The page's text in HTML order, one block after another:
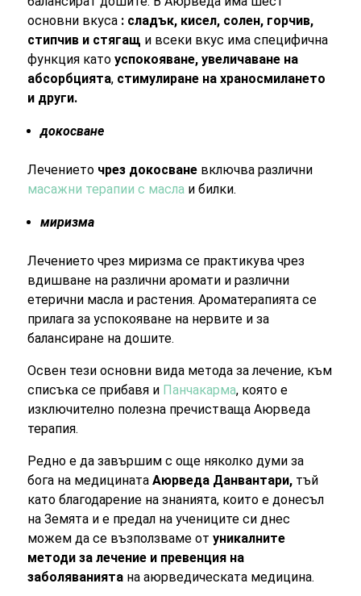
основни вкуса : сладък, кисел, солен, горчив,
стипчив и стягащ и всеки вкус има специфична
функция катоуспокояване, увеличаване на
абсорбцията, стимулиране на храносмилането
и други.
докосване
Лечението чрез докосване включва различни
масажни терапии с масла и билки.
миризма
Лечението чрез миризма се практикува чрез
вдишване на различни аромати и различни
етерични масла и растения. Ароматерапията се
прилага за успокояване на нервите и за
балансиране на дошите.
Освен тези основни вида метода за лечение, към
списъка се прибавя и Панчакарма, която е
изключително полезна пречистваща Аюрведа
терапия.
Редно е да завършим с още няколко думи за
бога на медицинатаАюрведа Данвантари, тъй
като благодарение на знанията, които е донесъл
на Земята и е предал на учениците си днес
можем да се възползваме отуникалните
методи за лечение и превенция на
заболяванията на аюрведическата медицина.